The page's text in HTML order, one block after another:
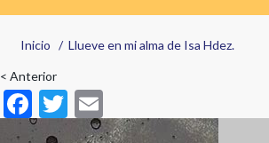
Sobrescribir
enlaces
de
ayuda
Inicio Llueve en mi alma de Isa Hdez.
< Anterior
F
ac
T
w m